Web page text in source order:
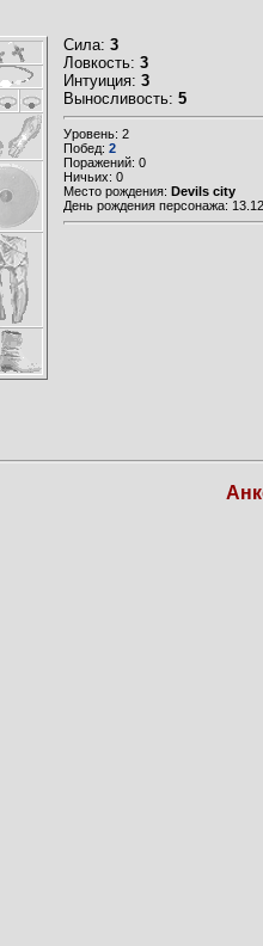
Сила: 3
Ловкость: 3
Интуиция: 3
Выносливость: 5
Уровень: 2
Побед: 2
Поражений: 0
Ничьих: 0
Место рождения: Devils city
День рождения персонажа: